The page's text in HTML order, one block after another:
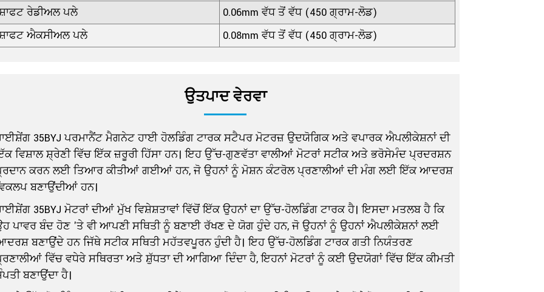
ਰੇਡੀਅਲ ਪਲੇ
0.06mm ਵੱਧ ਤੋਂ ਵੱਧ (450 ਗ੍ਰਾਮ-ਲੋਡ)
ਐਕਸੀਅਲ ਪਲੇ
0.08mm ਵੱਧ ਤੋਂ ਵੱਧ (450 ਗ੍ਰਾਮ-ਲੋਡ)
ਉਤਪਾਦ ਵੇਰਵਾ
35BYJ ਪਰਮਾਨੈਂਟ ਮੈਗਨੇਟ ਹਾਈ ਹੋਲਡਿੰਗ ਟਾਰਕ ਸਟੈਪਰ ਮੋਟਰਜ਼ ਉਦਯੋਗਿਕ ਅਤੇ ਵਪਾਰਕ ਐਪਲੀਕੇਸ਼ਨਾਂ ਦੀ
ਵਿਸ਼ਾਲ ਸ਼੍ਰੇਣੀ ਵਿੱਚ ਇੱਕ ਜ਼ਰੂਰੀ ਹਿੱਸਾ ਹਨ। ਇਹ ਉੱਚ-ਗੁਣਵੱਤਾ ਵਾਲੀਆਂ ਮੋਟਰਾਂ ਸਟੀਕ ਅਤੇ ਭਰੋਸੇਮੰਦ ਪ੍ਰਦਰਸ਼ਨ
ਕਰਨ ਲਈ ਤਿਆਰ ਕੀਤੀਆਂ ਗਈਆਂ ਹਨ, ਜੋ ਉਹਨਾਂ ਨੂੰ ਮੋਸ਼ਨ ਕੰਟਰੋਲ ਪ੍ਰਣਾਲੀਆਂ ਦੀ ਮੰਗ ਲਈ ਇੱਕ ਆਦਰਸ਼
ਬਣਾਉਂਦੀਆਂ ਹਨ।
35BYJ ਮੋਟਰਾਂ ਦੀਆਂ ਮੁੱਖ ਵਿਸ਼ੇਸ਼ਤਾਵਾਂ ਵਿੱਚੋਂ ਇੱਕ ਉਹਨਾਂ ਦਾ ਉੱਚ-ਹੋਲਡਿੰਗ ਟਾਰਕ ਹੈ। ਇਸਦਾ ਮਤਲਬ ਹੈ ਕਿ
ਪਾਵਰ ਬੰਦ ਹੋਣ 'ਤੇ ਵੀ ਆਪਣੀ ਸਥਿਤੀ ਨੂੰ ਬਣਾਈ ਰੱਖਣ ਦੇ ਯੋਗ ਹੁੰਦੇ ਹਨ, ਜੋ ਉਹਨਾਂ ਨੂੰ ਉਹਨਾਂ ਐਪਲੀਕੇਸ਼ਨਾਂ ਲਈ
ਬਣਾਉਂਦੇ ਹਨ ਜਿੱਥੇ ਸਟੀਕ ਸਥਿਤੀ ਮਹੱਤਵਪੂਰਨ ਹੁੰਦੀ ਹੈ। ਇਹ ਉੱਚ-ਹੋਲਡਿੰਗ ਟਾਰਕ ਗਤੀ ਨਿਯੰਤਰਣ
ਵਿੱਚ ਵਧੇਰੇ ਸਥਿਰਤਾ ਅਤੇ ਸ਼ੁੱਧਤਾ ਦੀ ਆਗਿਆ ਦਿੰਦਾ ਹੈ, ਇਹਨਾਂ ਮੋਟਰਾਂ ਨੂੰ ਕਈ ਉਦਯੋਗਾਂ ਵਿੱਚ ਇੱਕ ਕੀਮਤੀ
ਬਣਾਉਂਦਾ ਹੈ।